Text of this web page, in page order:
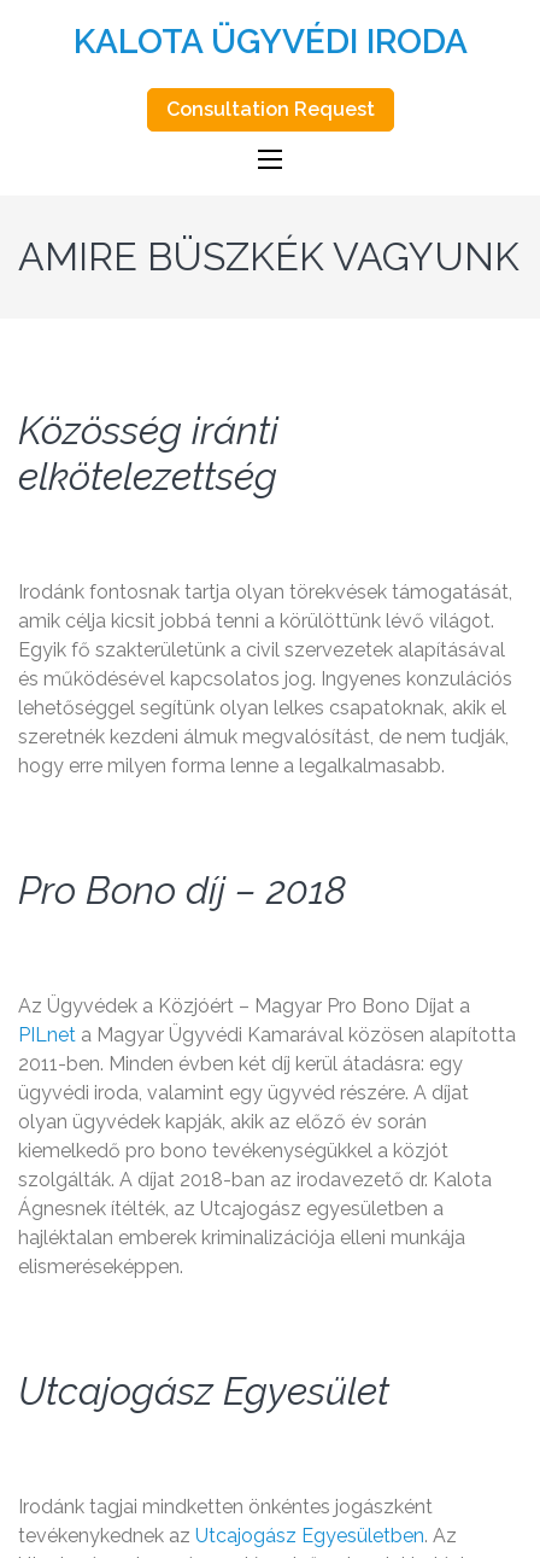
KALOTA ÜGYVÉDI IRODA
Consultation Request
AMIRE BÜSZKÉK VAGYUNK
Közösség iránti
elkötelezettség
Irodánk fontosnak tartja olyan törekvések támogatását,
amik célja kicsit jobbá tenni a körülöttünk lévő világot.
Egyik fő szakterületünk a civil szervezetek alapításával
és működésével kapcsolatos jog. Ingyenes konzulációs
lehetőséggel segítünk olyan lelkes csapatoknak, akik el
szeretnék kezdeni álmuk megvalósítást, de nem tudják,
hogy erre milyen forma lenne a legalkalmasabb.
Pro Bono díj – 2018
Az Ügyvédek a Közjóért – Magyar Pro Bono Díjat a
PILnet a Magyar Ügyvédi Kamarával közösen alapította
2011-ben. Minden évben két díj kerül átadásra: egy
ügyvédi iroda, valamint egy ügyvéd részére. A díjat
olyan ügyvédek kapják, akik az előző év során
kiemelkedő pro bono tevékenységükkel a közjót
szolgálták. A díjat 2018-ban az irodavezető dr. Kalota
Ágnesnek ítélték, az Utcajogász egyesületben a
hajléktalan emberek kriminalizációja elleni munkája
elismeréseképpen.
Utcajogász Egyesület
Irodánk tagjai mindketten önkéntes jogászként
tevékenykednek az Utcajogász Egyesületben. Az